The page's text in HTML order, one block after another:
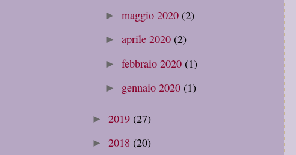
►maggio 2020 (2)
►aprile 2020 (2)
►febbraio 2020 (1)
► gennaio 2020 (1)
► 2019 (27)
► 2018 (20)